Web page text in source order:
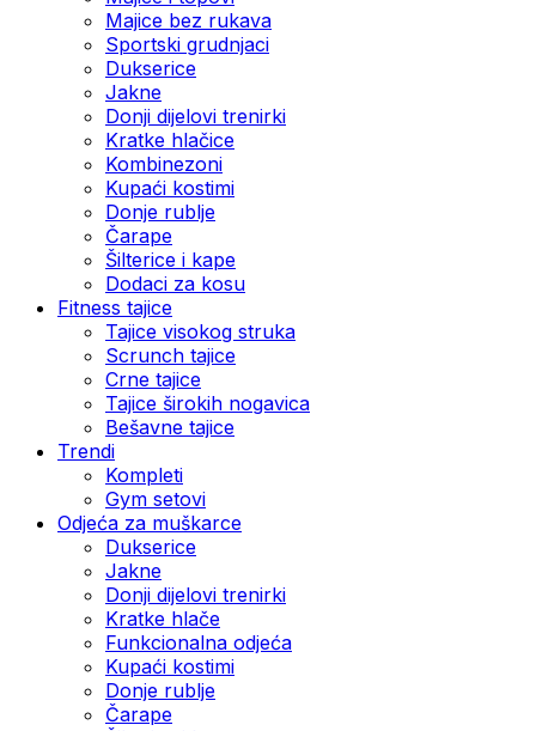
Majice bez rukava
Sportski grudnjaci
Dukserice
Jakne
Donji dijelovi trenirki
Kratke hlačice
Kombinezoni
Kupaći kostimi
Donje rublje
Čarape
Šilterice i kape
Dodaci za kosu
Fitness tajice
Tajice visokog struka
Scrunch tajice
Crne tajice
Tajice širokih nogavica
Bešavne tajice
Trendi
Kompleti
Gym setovi
Odjeća za muškarce
Dukserice
Jakne
Donji dijelovi trenirki
Kratke hlače
Funkcionalna odjeća
Kupaći kostimi
Donje rublje
Čarape